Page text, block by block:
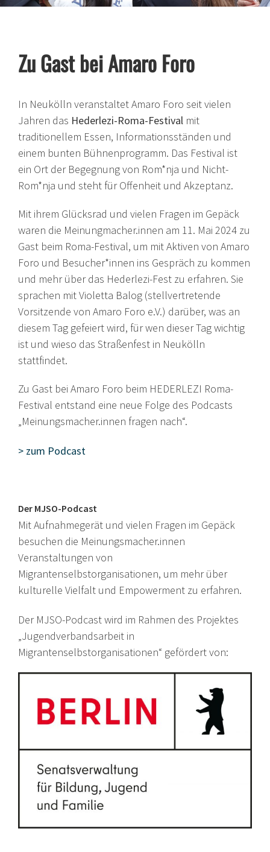
Zu Gast bei Amaro Foro
In Neukölln veranstaltet Amaro Foro seit vielen
Jahren das Hederlezi-Roma-Festival mit
traditionellem Essen, Informationsständen und
einem bunten Bühnenprogramm. Das Festival ist
ein Ort der Begegnung von Rom*nja und Nicht-
Rom*nja und steht für Offenheit und Akzeptanz.
Mit ihrem Glücksrad und vielen Fragen im Gepäck
waren die Meinungmacher.innen am 11. Mai 2024 zu
Gast beim Roma-Festival, um mit Aktiven von Amaro
Foro und Besucher*innen ins Gespräch zu kommen
und mehr über das Hederlezi-Fest zu erfahren. Sie
sprachen mit Violetta Balog (stellvertretende
Vorsitzende von Amaro Foro e.V.) darüber, was an
diesem Tag gefeiert wird, für wen dieser Tag wichtig
ist und wieso das Straßenfest in Neukölln
stattfindet.
Zu Gast bei Amaro Foro beim HEDERLEZI Roma-
Festival entstand eine neue Folge des Podcasts
„Meinungsmacher.innen fragen nach“.
> zum Podcast
Der MJSO-Podcast
Mit Aufnahmegerät und vielen Fragen im Gepäck
besuchen die Meinungsmacher.innen
Veranstaltungen von
Migrantenselbstorganisationen, um mehr über
kulturelle Vielfalt und Empowerment zu erfahren.
Der MJSO-Podcast wird im Rahmen des Projektes
„Jugendverbandsarbeit in
Migrantenselbstorganisationen“ gefördert von: